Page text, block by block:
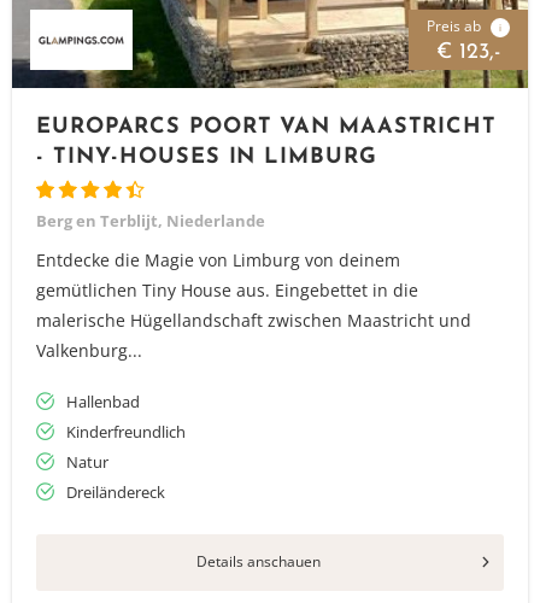
Preis ab i
€ 123,-
EUROPARCS POORT VAN MAASTRICHT
- TINY-HOUSES IN LIMBURG
Berg en Terblijt, Niederlande
Entdecke die Magie von Limburg von deinem
gemütlichen Tiny House aus. Eingebettet in die
malerische Hügellandschaft zwischen Maastricht und
Valkenburg...
Hallenbad
Kinderfreundlich
Natur
Dreiländereck
Details anschauen